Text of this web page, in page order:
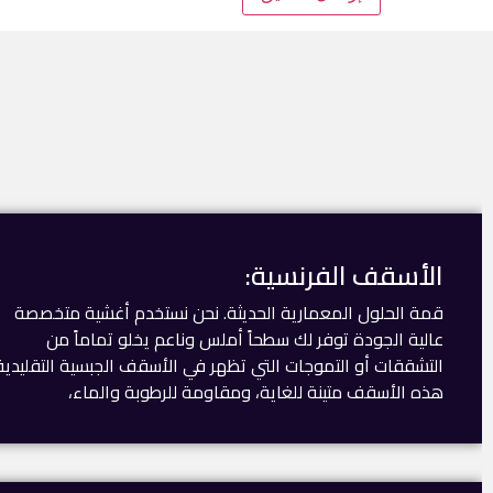
الأسقف الفرنسية:
قمة الحلول المعمارية الحديثة. نحن نستخدم أغشية متخصصة
عالية الجودة توفر لك سطحاً أملس وناعم يخلو تماماً من
التشققات أو التموجات التي تظهر في الأسقف الجبسية
هذه الأسقف متينة للغاية، ومقاومة للرطوبة والماء،